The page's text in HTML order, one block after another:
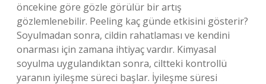
öncekine göre gözle görülür bir artış
gözlemlenebilir. Peeling kaç günde etkisini gösterir?
Soyulmadan sonra, cildin rahatlaması ve kendini
onarması için zamana ihtiyaç vardır. Kimyasal
soyulma uygulandıktan sonra, ciltteki kontrollü
yaranın iyileşme süreci başlar. İyileşme süresi